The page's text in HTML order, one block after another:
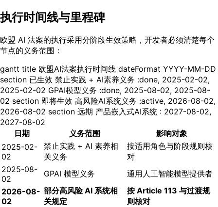
执行时间线与里程碑
欧盟 AI 法案的执行采用分阶段生效策略，开发者必须清楚每个
节点的义务范围：
gantt title 欧盟AI法案执行时间线 dateFormat YYYY-MM-DD
section 已生效 禁止实践 + AI素养义务 :done, 2025-02-02,
2025-02-02 GPAI模型义务 :done, 2025-08-02, 2025-08-
02 section 即将生效 高风险AI系统义务 :active, 2026-08-02,
2026-08-02 section 远期 产品嵌入式AI系统 : 2027-08-02,
2027-08-02
日期
义务范围
影响对象
2025-02-
02
禁止实践 + AI 素养相
关义务
按适用角色与阶段规则核
对
2025-08-
02
GPAI 模型义务
通用人工智能模型提供者
2026-08-
02
部分高风险 AI 系统相
关规定
按 Article 113 与过渡规
则核对